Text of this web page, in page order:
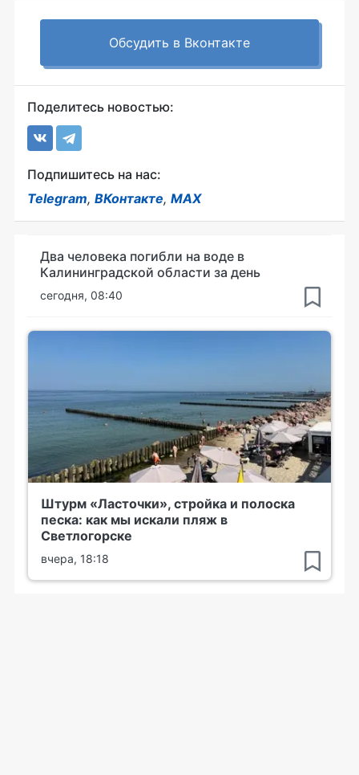
Обсудить в Вконтакте
Поделитесь новостью:
Подпишитесь на нас:
Telegram, ВКонтакте, MAX
Два человека погибли на воде в
Калининградской области за день
сегодня, 08:40
Штурм «Ласточки», стройка и полоска
песка: как мы искали пляж в
Светлогорске
вчера, 18:18